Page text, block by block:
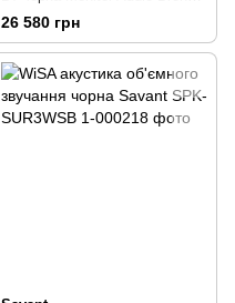
AMS Black (6G)
26 580 грн